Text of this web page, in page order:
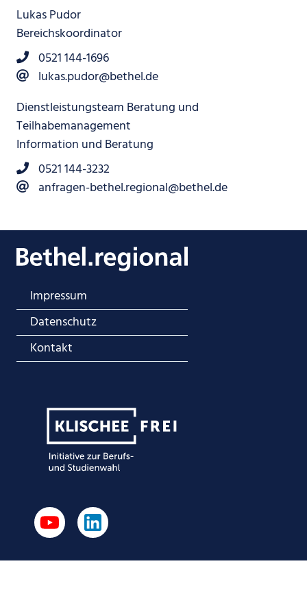
Lukas Pudor
Bereichskoordinator
0521 144-1696
lukas.pudor@bethel.de
Dienstleistungsteam Beratung und
Teilhabemanagement
Information und Beratung
0521 144-3232
anfragen-bethel.regional@bethel.de
Impressum
Datenschutz
Kontakt